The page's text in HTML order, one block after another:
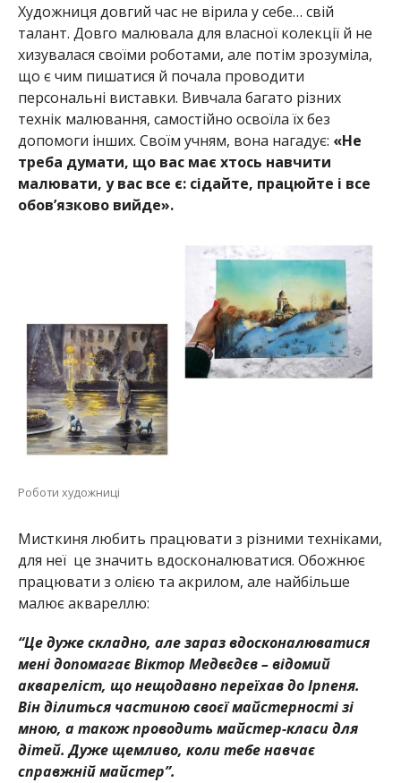
Художниця довгий час не вірила у себе… свій
талант. Довго малювала для власної колекції й не
хизувалася своїми роботами, але потім зрозуміла,
що є чим пишатися й почала проводити
персональні виставки. Вивчала багато різних
технік малювання, самостійно освоїла їх без
допомоги інших. Своїм учням, вона нагадує: «Не
треба думати, що вас має хтось навчити
малювати, у вас все є: сідайте, працюйте і все
обов’язково вийде».
Роботи художниці
Мисткиня любить працювати з різними техніками,
для неї це значить вдосконалюватися. Обожнює
працювати з олією та акрилом, але найбільше
малює аквареллю:
“Це дуже складно, але зараз вдосконалюватися
мені допомагає Віктор Медвєдєв – відомий
аквареліст, що нещодавно переїхав до Ірпеня.
Він ділиться частиною своєї майстерності зі
мною, а також проводить майстер-класи для
дітей. Дуже щемливо, коли тебе навчає
справжній майстер”.